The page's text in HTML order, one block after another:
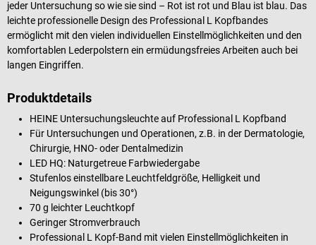
jeder Untersuchung so wie sie sind – Rot ist rot und Blau ist blau. Das
leichte professionelle Design des Professional L Kopfbandes
ermöglicht mit den vielen individuellen Einstellmöglichkeiten und den
komfortablen Lederpolstern ein ermüdungsfreies Arbeiten auch bei
langen Eingriffen.
Produktdetails
HEINE Untersuchungsleuchte auf Professional L Kopfband
Für Untersuchungen und Operationen, z.B. in der Dermatologie,
Chirurgie, HNO- oder Dentalmedizin
LED HQ: Naturgetreue Farbwiedergabe
Stufenlos einstellbare Leuchtfeldgröße, Helligkeit und
Neigungswinkel (bis 30°)
70 g leichter Leuchtkopf
Geringer Stromverbrauch
Professional L Kopf-Band mit vielen Einstellmöglichkeiten in